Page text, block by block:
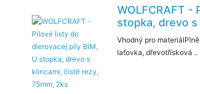
WOLFCRAFT -
stopka, drevo
Vhodný pro
laťovka, dřevotřísková ..